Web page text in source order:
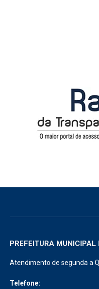
PREFEITURA
Atendimento de segunda a
Telefone: